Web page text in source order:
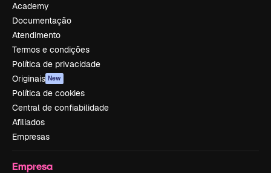
Academy
Documentação
Atendimento
Termos e condições
Política de privacidade
Originais New
Política de cookies
Central de confiabilidade
Afiliados
Empresas
Empresa